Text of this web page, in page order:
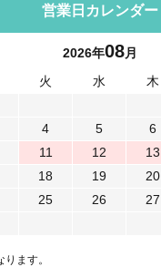
営業日カレンダー
2026年08月
火 水 木
4 5 6
11 12 13
18 19 20
25 26 27
ます。